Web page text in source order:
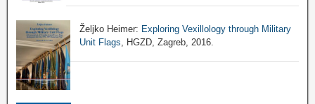
Željko Heimer: Exploring Vexillology through Military
Unit Flags , HGZD, Zagreb, 2016.